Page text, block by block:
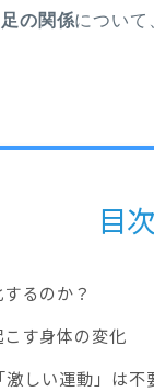
の関係について
目次
るのか？
す身体の変化
しい運動」は不